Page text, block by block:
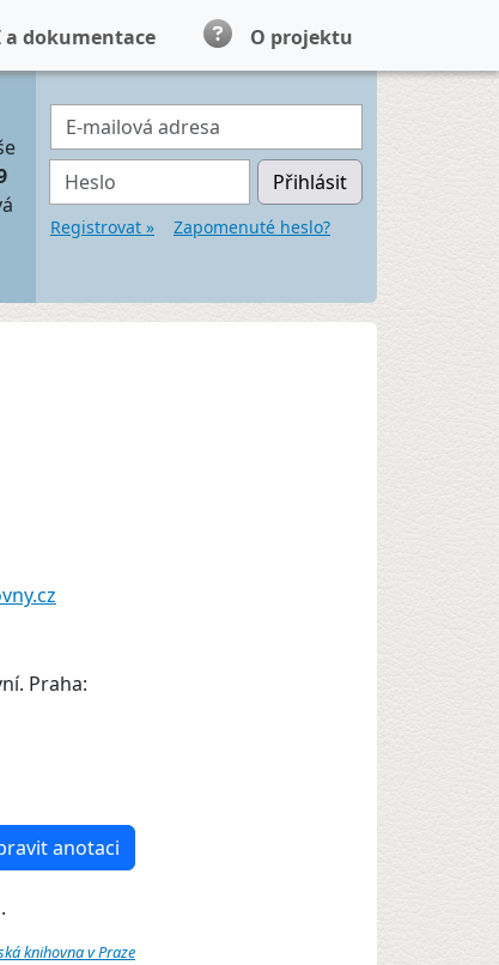
a dokumentace O projektu
E-mailová adresa
Heslo Přihlásit
Registrovat » Zapomenuté heslo?
Praha:
anotaci
knihovna v Praze